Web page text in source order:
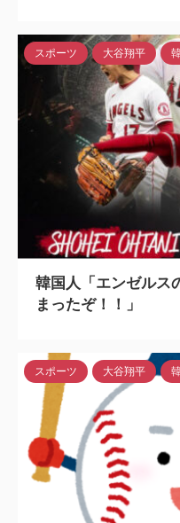
スポーツ 大谷翔平
韓国人「エンゼルス
まったぞ！！」
スポーツ 大谷翔平